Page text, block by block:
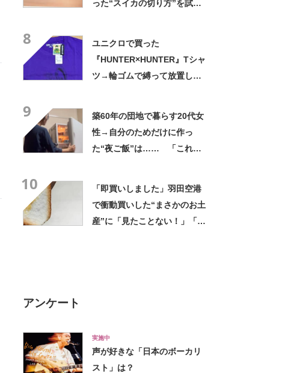
った“スイカの切り方”を試し
8
ユニクロで買った
『HUNTER×HUNTER』Tシャ
ツ→輪ゴムで縛って放置した
9
築60年の団地で暮らす20代女
性→自分のためだけに作っ
た“夜ご飯”は…… 「これぞ
10
「即買いしました」羽田空港
で衝動買いした“まさかのお土
産”に「見たことない！」「み
アンケート
実施中
声が好きな「日本のボーカリ
スト」は？